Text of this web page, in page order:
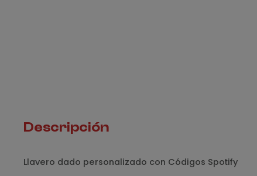
Descripción
Llavero dado personalizado con Códigos Spotify